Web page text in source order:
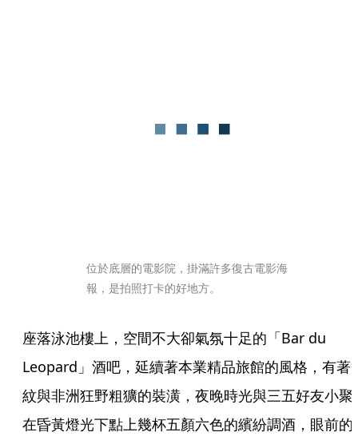
位於底層的電影院，掛滿許多復古電影海
報，是拍照打卡的好地方。
座落泳池樓上，空間不大卻氣氛十足的「Bar du
Leopard」酒吧，延續著本業精品旅館的風格，有著
紋與非洲狂野粗獷的裝潢，夜晚時光與三五好友小聚
在昏黃燈光下點上幾杯五顏六色的繽紛調酒，眼前的